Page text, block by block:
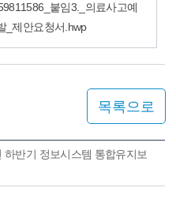
붙임3._의료사고예
_제안요청서.hwp
목록으로
하반기 정보시스템 통합유지보